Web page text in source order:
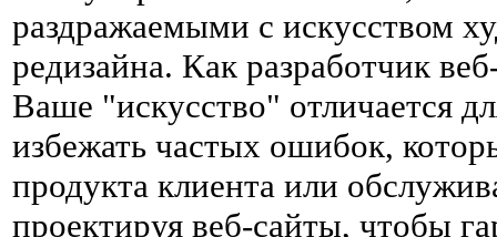
раздражаемыми с искусством
редизайна. Как разработчик
Ваше "искусство" отличается
избежать частых ошибок,
продукта клиента или
проектируя веб-сайты, чтобы